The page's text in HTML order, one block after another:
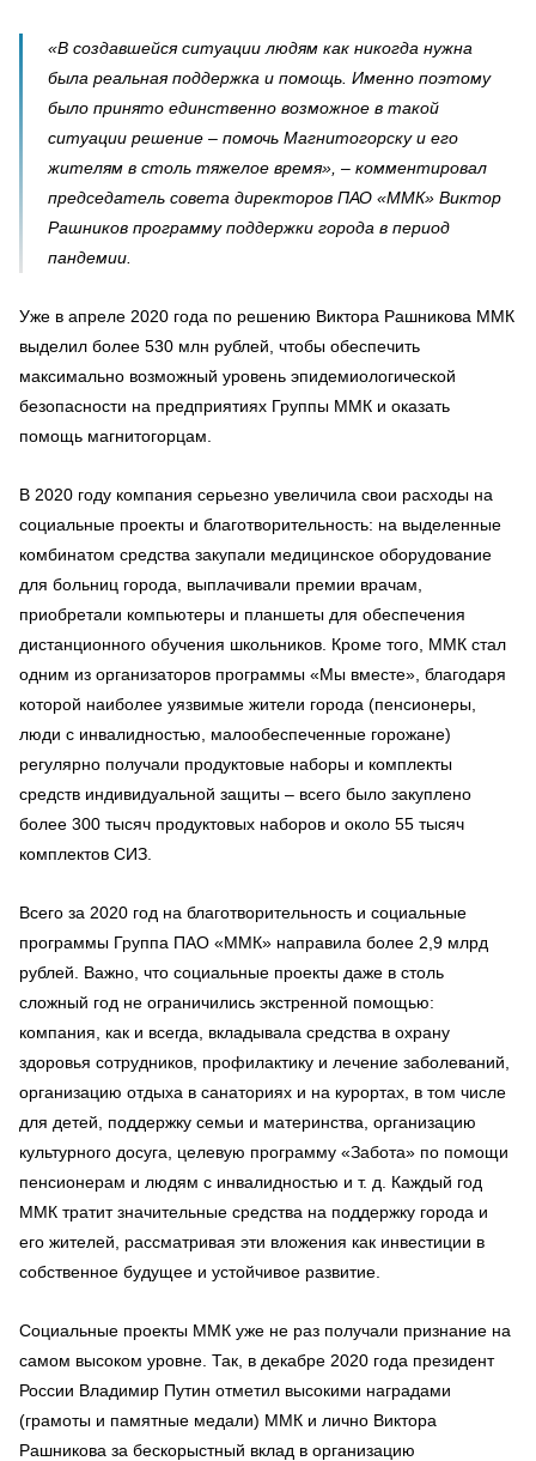
«В создавшейся ситуации людям как никогда нужна
была реальная поддержка и помощь. Именно поэтому
было принято единственно возможное в такой
ситуации решение – помочь Магнитогорску и его
жителям в столь тяжелое время», – комментировал
председатель совета директоров ПАО «ММК» Виктор
Рашников программу поддержки города в период
пандемии.
Уже в апреле 2020 года по решению Виктора Рашникова ММК
выделил более 530 млн рублей, чтобы обеспечить
максимально возможный уровень эпидемиологической
безопасности на предприятиях Группы ММК и оказать
помощь магнитогорцам.
В 2020 году компания серьезно увеличила свои расходы на
социальные проекты и благотворительность: на выделенные
комбинатом средства закупали медицинское оборудование
для больниц города, выплачивали премии врачам,
приобретали компьютеры и планшеты для обеспечения
дистанционного обучения школьников. Кроме того, ММК стал
одним из организаторов программы «Мы вместе», благодаря
которой наиболее уязвимые жители города (пенсионеры,
люди с инвалидностью, малообеспеченные горожане)
регулярно получали продуктовые наборы и комплекты
средств индивидуальной защиты – всего было закуплено
более 300 тысяч продуктовых наборов и около 55 тысяч
комплектов СИЗ.
Всего за 2020 год на благотворительность и социальные
программы Группа ПАО «ММК» направила более 2,9 млрд
рублей. Важно, что социальные проекты даже в столь
сложный год не ограничились экстренной помощью:
компания, как и всегда, вкладывала средства в охрану
здоровья сотрудников, профилактику и лечение заболеваний,
организацию отдыха в санаториях и на курортах, в том числе
для детей, поддержку семьи и материнства, организацию
культурного досуга, целевую программу «Забота» по помощи
пенсионерам и людям с инвалидностью и т. д. Каждый год
ММК тратит значительные средства на поддержку города и
его жителей, рассматривая эти вложения как инвестиции в
собственное будущее и устойчивое развитие.
Социальные проекты ММК уже не раз получали признание на
самом высоком уровне. Так, в декабре 2020 года президент
России Владимир Путин отметил высокими наградами
(грамоты и памятные медали) ММК и лично Виктора
Рашникова за бескорыстный вклад в организацию